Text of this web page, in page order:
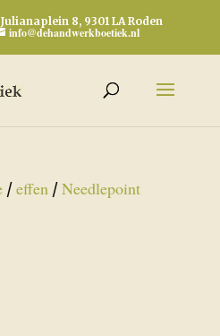
8, 9301 LA Roden
info@dehandwerkboetiek.nl
/effen/Needlepoint